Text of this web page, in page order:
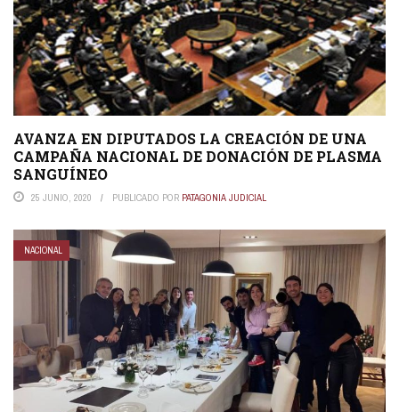
AVANZA EN DIPUTADOS LA CREACIÓN DE UNA
CAMPAÑA NACIONAL DE DONACIÓN DE PLASMA
SANGUÍNEO
25 JUNIO, 2020 PUBLICADO POR PATAGONIA JUDICIAL
NACIONAL